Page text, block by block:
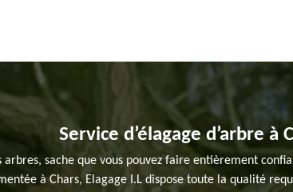
Service d’élagage d’arbre à
sache que vous pouvez faire entièrement
à Chars, Elagage I.L dispose toute la qualité